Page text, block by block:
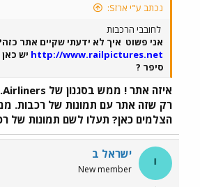
נכתב ע"י ארזS:
לחובבי הרכבות
אני פשוט איך לא ידעתי שקיים אתר
http://www.railpictures.net יש
סיפר ?
איזה אתר ! ממש בסגנון של Airliners.
רק שזה אתר עם תמונות של רכבות.
הצלמים כאן? תעלו לשם תמונות של
י ישראל ב
New member